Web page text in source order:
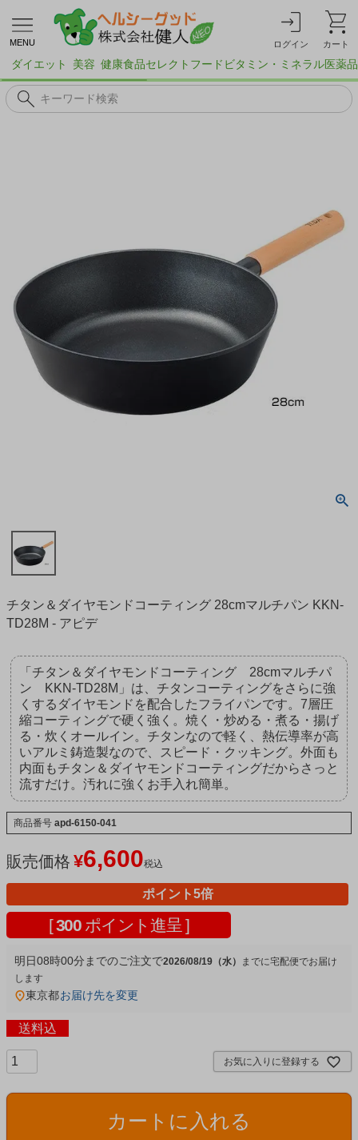
MENU ログイン カート
ダイエット 美容 健康食品セレクトフード ビタミン・ミネラル医薬品
チタン＆ダイヤモンドコーティング 28cmマルチパン KKN-
TD28M - アピデ
「チタン＆ダイヤモンドコーティング 28cmマルチパ
ン KKN-TD28M」は、チタンコーティングをさらに強
くするダイヤモンドを配合したフライパンです。7層圧
縮コーティングで硬く強く。焼く・炒める・煮る・揚げ
る・炊くオールイン。チタンなので軽く、熱伝導率が高
いアルミ鋳造製なので、スピード・クッキング。外面も
内面もチタン＆ダイヤモンドコーティングだからさっと
流すだけ。汚れに強くお手入れ簡単。
商品番号 apd-6150-041
販売価格 ¥6,600税込
ポイント5倍
[ 300 ポイント進呈 ]
明日08時00分 までのご注文で2026/08/19（水） 宅配便
東京都お届け先を変更
送料込
お気に入りに登録する
カートに入れる